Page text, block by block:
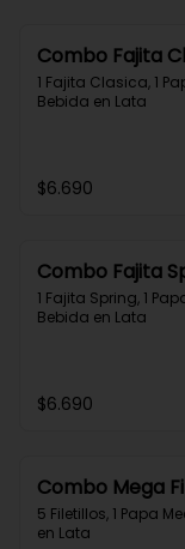
Combo Fajita
1 Fajita Clasica, 1
Bebida en Lata
$6.690
Combo Fajita
1 Fajita Spring, 1
Bebida en Lata
$6.690
Combo Mega
5 Filetillos, 1 Papa
en Lata